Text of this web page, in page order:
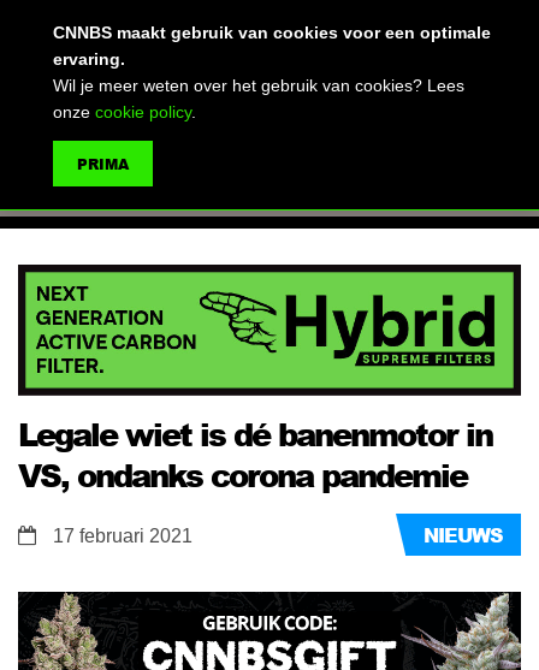
Legale wiet is dé banenmotor in
VS, ondanks corona pandemie
NIEUWS
17 februari 2021
CNNBS maakt gebruik van cookies voor een optimale
ervaring.
Wil je meer weten over het gebruik van cookies? Lees
onze cookie policy.
PRIMA